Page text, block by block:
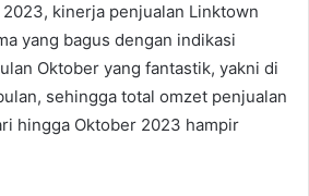
kinerja penjualan Linktown
yang bagus dengan indikasi
Oktober yang fantastik, yakni di
sehingga total omzet penjualan
hingga Oktober 2023 hampir